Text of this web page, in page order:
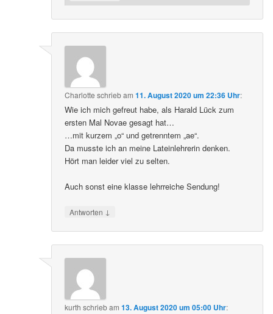
Charlotte schriebam11. August 2020 um 22:36 Uhr:
Wie ich mich gefreut habe, als Harald Lück zum
ersten Mal Novae gesagt hat…
…mit kurzem „o“ und getrenntem „ae“.
Da musste ich an meine Lateinlehrerin denken.
Hört man leider viel zu selten.
Auch sonst eine klasse lehrreiche Sendung!
Antworten ↓
kurth schriebam13. August 2020 um 05:00 Uhr: